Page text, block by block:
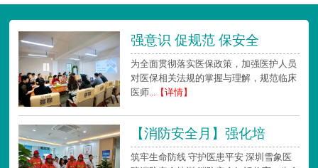
强意识 促规范 保安全
为全面贯彻落实医保政策，加强医护人员
对医保相关法规的掌握与理解，规范临床
医师...【详情】
【消防安全月】强化培
筑牢生命防线 守护医患平安 深圳雪象医